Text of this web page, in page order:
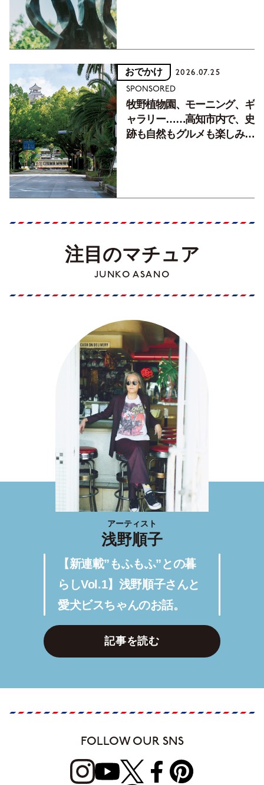
おでかけ 2026.07.25
SPONSORED
牧野植物園、モーニング、ギ
ャラリー……高知市内で、史
跡も自然もグルメも楽しみ尽
注目のマチュア
JUNKO ASANO
アーティスト
浅野順子
【新連載”もふもふ”との暮
らしVol.1】浅野順子さんと
愛犬ビスちゃんのお話。
記事を読む
FOLLOW OUR SNS